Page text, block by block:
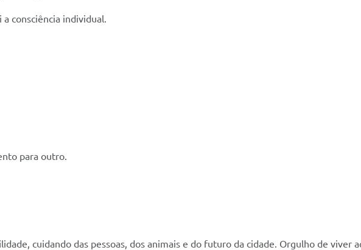
consciência individual.
para outro.
cuidando das pessoas, dos animais e do futuro da cidade. Orgulho de viver